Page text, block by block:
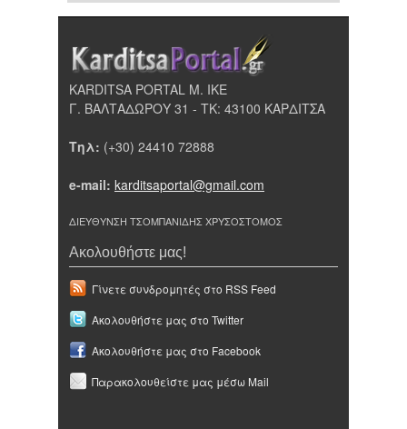
KARDITSA PORTAL Μ. ΙΚΕ
Γ. ΒΑΛΤΑΔΩΡΟΥ 31 - ΤΚ: 43100 ΚΑΡΔΙΤΣΑ
Τηλ: (+30) 24410 72888
e-mail: karditsaportal@gmail.com
ΔΙΕΥΘΥΝΣΗ ΤΣΟΜΠΑΝΙΔΗΣ ΧΡΥΣΟΣΤΟΜΟΣ
Ακολουθήστε μας!
Γίνετε συνδρομητές στο RSS Feed
Ακολουθήστε μας στο Twitter
Ακολουθήστε μας στο Facebook
Παρακολουθείστε μας μέσω Mail